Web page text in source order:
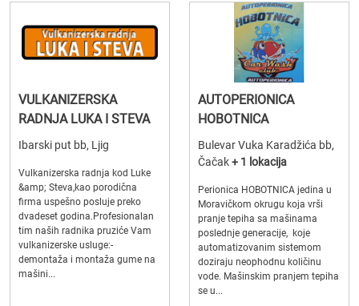
VULKANIZERSKA
RADNJA LUKA I STEVA
Ibarski put bb, Ljig
Vulkanizerska radnja kod Luke
&amp; Steva,kao porodična
firma uspešno posluje preko
dvadeset godina.Profesionalan
tim naših radnika pruziće Vam
vulkanizerske usluge:-
demontaža i montaža gume na
mašini...
AUTOPERIONICA
HOBOTNICA
Bulevar Vuka Karadžića bb,
Čačak+ 1 lokacija
Perionica HOBOTNICA jedina u
Moravičkom okrugu koja vrši
pranje tepiha sa mašinama
poslednje generacije, koje
automatizovanim sistemom
doziraju neophodnu količinu
vode. Mašinskim pranjem tepiha
se u...